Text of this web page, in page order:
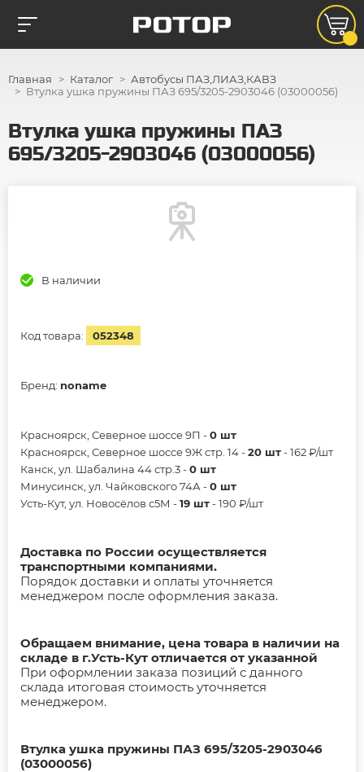
Главная Каталог
Автобусы ПАЗ,ЛИАЗ,КАВЗ
Втулка ушка пружины ПАЗ 695/3205-2903046 (03000056)
Втулка ушка пружины ПАЗ
695/3205-2903046 (03000056)
В наличии
Код товара: 052348
Бренд: noname
Красноярск, Северное шоссе 9П -0 шт
Красноярск, Северное шоссе 9Ж стр. 14 -20 шт- 162 ₽/шт
Канск, ул. Шабалина 44 стр.3 -0 шт
Минусинск, ул. Чайковского 74А -0 шт
Усть-Кут, ул. Новосёлов с5М -19 шт- 190 ₽/шт
Доставка по России осуществляется
транспортными компаниями.
Порядок доставки и оплаты уточняется
менеджером после оформления заказа.
Обращаем внимание, цена товара в наличии на
складе в г.Усть-Кут отличается от указанной
При оформлении заказа позиций с данного
склада итоговая стоимость уточняется
менеджером.
Втулка ушка пружины ПАЗ 695/3205-2903046
(03000056)